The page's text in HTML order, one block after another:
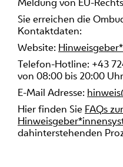
Sie erreichen die
Kontaktdaten:
Website:
Telefon-Hotline: +43
von 08:00 bis 20:00
E-Mail Adresse:
Hier finden Sie FAQs
dahinterstehenden